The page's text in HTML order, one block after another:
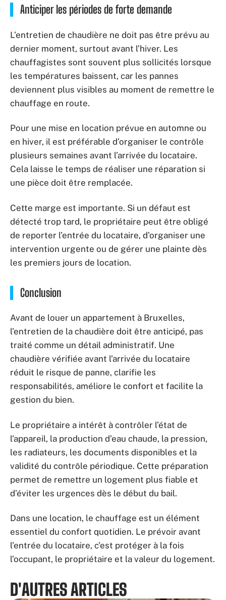
Anticiper les périodes de forte demande
L’entretien de chaudière ne doit pas être prévu au
dernier moment, surtout avant l’hiver. Les
chauffagistes sont souvent plus sollicités lorsque
les températures baissent, car les pannes
deviennent plus visibles au moment de remettre le
chauffage en route.
Pour une mise en location prévue en automne ou
en hiver, il est préférable d’organiser le contrôle
plusieurs semaines avant l’arrivée du locataire.
Cela laisse le temps de réaliser une réparation si
une pièce doit être remplacée.
Cette marge est importante. Si un défaut est
détecté trop tard, le propriétaire peut être obligé
de reporter l’entrée du locataire, d’organiser une
intervention urgente ou de gérer une plainte dès
les premiers jours de location.
Conclusion
Avant de louer un appartement à Bruxelles,
l’entretien de la chaudière doit être anticipé, pas
traité comme un détail administratif. Une
chaudière vérifiée avant l’arrivée du locataire
réduit le risque de panne, clarifie les
responsabilités, améliore le confort et facilite la
gestion du bien.
Le propriétaire a intérêt à contrôler l’état de
l’appareil, la production d’eau chaude, la pression,
les radiateurs, les documents disponibles et la
validité du contrôle périodique. Cette préparation
permet de remettre un logement plus fiable et
d’éviter les urgences dès le début du bail.
Dans une location, le chauffage est un élément
essentiel du confort quotidien. Le prévoir avant
l’entrée du locataire, c’est protéger à la fois
l’occupant, le propriétaire et la valeur du logement.
D'AUTRES ARTICLES